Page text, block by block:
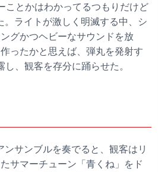
ことかはわかってるつもりだけど
ライトが激しく明滅する中、シ
グかつヘビーなサウンドを放
ったかと思えば、弾丸を発射す
、観客を存分に踊らせた。
サンブルを奏でると、観客はリ
サマーチューン「青くね」をド